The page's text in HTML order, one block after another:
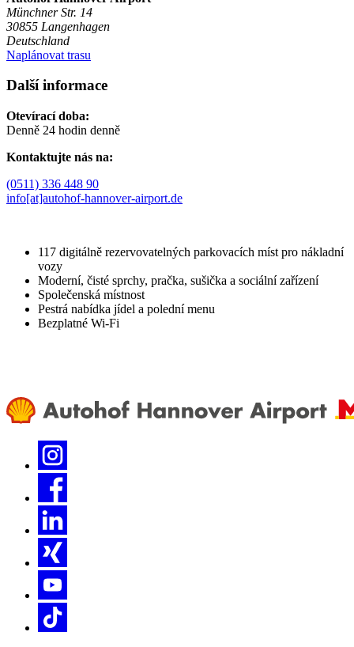
Münchner Str. 14
30855 Langenhagen
Deutschland
Naplánovat trasu
Další informace
Otevírací doba:
Denně 24 hodin denně
Kontaktujte nás na:
(0511) 336 448 90
info[at]autohof-hannover-airport.de
117 digitálně rezervovatelných parkovacích míst pro nákladní
vozy
Moderní, čisté sprchy, pračka, sušička a sociální zařízení
Společenská místnost
Pestrá nabídka jídel a polední menu
Bezplatné Wi-Fi